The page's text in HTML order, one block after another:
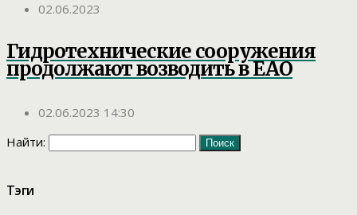
02.06.2023
Гидротехнические сооружения
продолжают возводить в ЕАО
02.06.2023 14:30
Найти:
Тэги